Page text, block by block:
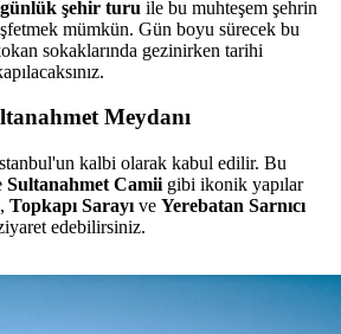
günlük şehir turu ile bu muhteşem şehrin
mümkün. Gün boyu sürecek bu
sokaklarında gezinirken tarihi
Meydanı
kalbi olarak kabul edilir. Bu
Sultanahmet Camii gibi ikonik yapılar
Topkapı Sarayı ve Yerebatan Sarnıcı
edebilirsiniz.